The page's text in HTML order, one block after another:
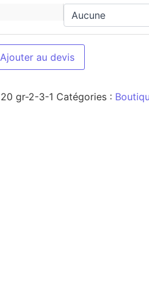
Ajouter au devis
gr-2-3-1 Catégories :